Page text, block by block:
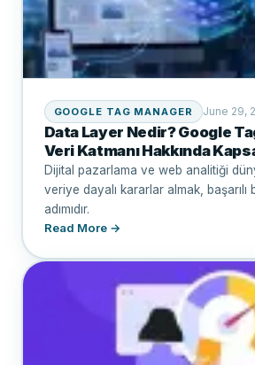
GOOGLE TAG MANAGER June 29,
Data Layer Nedir? Google
Veri Katmanı Hakkında
Dijital pazarlama ve web analitiği
veriye dayalı kararlar almak, başarılı
adımıdır.
Read More →